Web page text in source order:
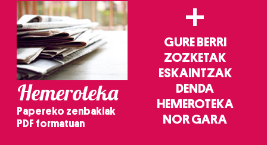
Hemeroteka
Papereko zenbakiak
PDF formatuan
+
GURE BERRI
ZOZKETAK
ESKAINTZAK
DENDA
HEMEROTEKA
NOR GARA